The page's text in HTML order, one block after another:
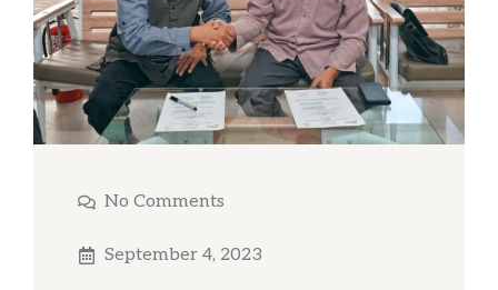
No Comments
September 4, 2023